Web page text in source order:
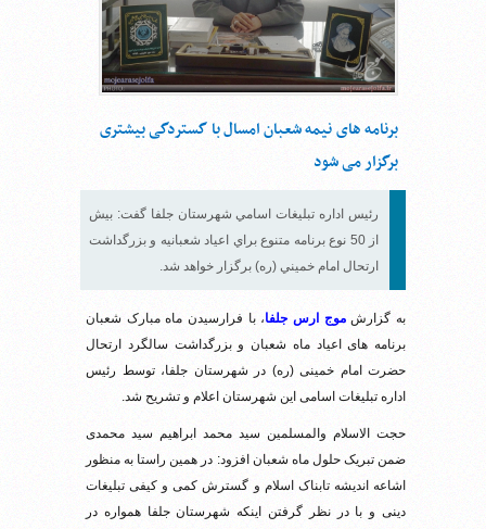
برنامه های نیمه شعبان امسال با گستردگی بیشتری
برگزار می شود
رئيس اداره تبليغات اسامي شهرستان جلفا گفت: بيش
از 50 نوع برنامه متنوع براي اعياد شعبانیه و بزرگداشت
ارتحال امام خميني (ره) برگزار خواهد شد.
به گزارشموج ارس جلفا، با فرارسیدن ماه مبارک شعبان
برنامه های اعیاد ماه شعبان و بزرگداشت سالگرد ارتحال
حضرت امام خمینی (ره) در شهرستان جلفا، توسط رئیس
اداره تبلیغات اسامی این شهرستان اعلام و تشریح شد.
حجت الاسلام والمسلمین سید محمد ابراهیم سید محمدی
ضمن تبریک حلول ماه شعبان افزود: در همین راستا به منظور
اشاعه اندیشه تابناک اسلام و گسترش کمی و کیفی تبلیغات
دینی و با در نظر گرفتن اینکه شهرستان جلفا همواره در